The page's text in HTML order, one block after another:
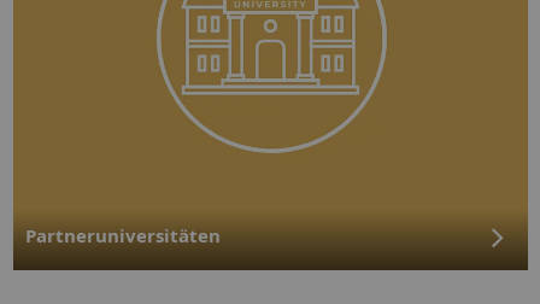
Partneruniversitäten